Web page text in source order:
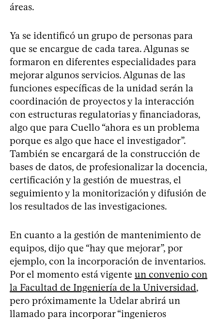
áreas.
Ya se identificó un grupo de personas para
que se encargue de cada tarea. Algunas se
formaron en diferentes especialidades para
mejorar algunos servicios. Algunas de las
funciones específicas de la unidad serán la
coordinación de proyectos y la interacción
con estructuras regulatorias y financiadoras,
algo que para Cuello “ahora es un problema
porque es algo que hace el investigador”.
También se encargará de la construcción de
bases de datos, de profesionalizar la docencia,
certificación y la gestión de muestras, el
seguimiento y la monitorización y difusión de
los resultados de las investigaciones.
En cuanto a la gestión de mantenimiento de
equipos, dijo que “hay que mejorar”, por
ejemplo, con la incorporación de inventarios.
Por el momento está vigente un convenio con
la Facultad de Ingeniería de la Universidad,
pero próximamente la Udelar abrirá un
llamado para incorporar “ingenieros